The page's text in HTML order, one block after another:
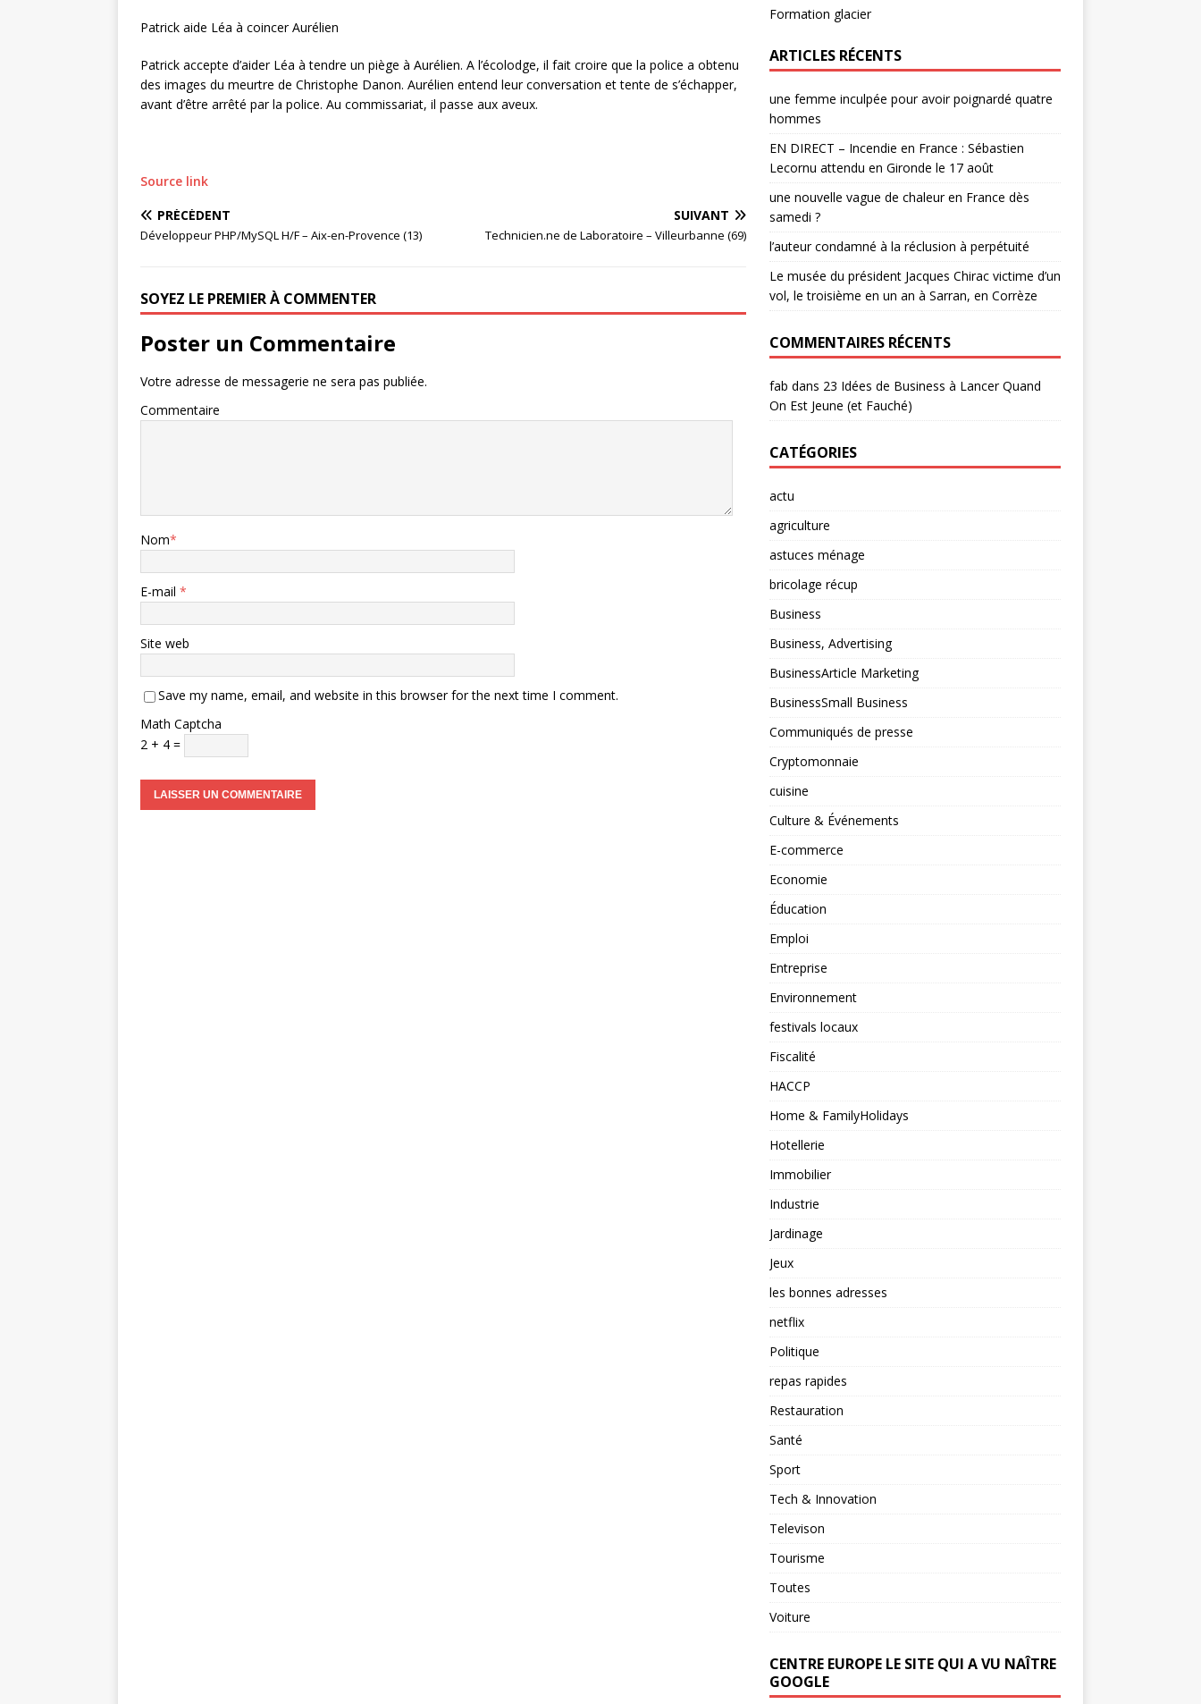
Patrick aide Léa à coincer Aurélien
Patrick accepte d’aider Léa à tendre un piège à Aurélien. A l’écolodge, il fait croire que la police a obtenu
des images du meurtre de Christophe Danon. Aurélien entend leur conversation et tente de s’échapper,
avant d’être arrêté par la police. Au commissariat, il passe aux aveux.
Source link
PRÉCÉDENT
Développeur PHP/MySQL H/F – Aix-en-Provence (13)
SUIVANT
Technicien.ne de Laboratoire – Villeurbanne (69)
SOYEZ LE PREMIER À COMMENTER
Poster un Commentaire
Votre adresse de messagerie ne sera pas publiée.
Commentaire
Nom*
E-mail *
Site web
Save my name, email, and website in this browser for the next time I comment.
Math Captcha
2 + 4 =
Formation glacier
ARTICLES RÉCENTS
une femme inculpée pour avoir poignardé quatre
hommes
EN DIRECT – Incendie en France : Sébastien
Lecornu attendu en Gironde le 17 août
une nouvelle vague de chaleur en France dès
samedi ?
l’auteur condamné à la réclusion à perpétuité
Le musée du président Jacques Chirac victime d’un
vol, le troisième en un an à Sarran, en Corrèze
COMMENTAIRES RÉCENTS
fab dans 23 Idées de Business à Lancer Quand
On Est Jeune (et Fauché)
CATÉGORIES
actu
agriculture
astuces ménage
bricolage récup
Business
Business, Advertising
BusinessArticle Marketing
BusinessSmall Business
Communiqués de presse
Cryptomonnaie
cuisine
Culture & Événements
E-commerce
Economie
Éducation
Emploi
Entreprise
Environnement
festivals locaux
Fiscalité
HACCP
Home & FamilyHolidays
Hotellerie
Immobilier
Industrie
Jardinage
Jeux
les bonnes adresses
netflix
Politique
repas rapides
Restauration
Santé
Sport
Tech & Innovation
Televison
Tourisme
Toutes
Voiture
CENTRE EUROPE LE SITE QUI A VU NAÎTRE
GOOGLE